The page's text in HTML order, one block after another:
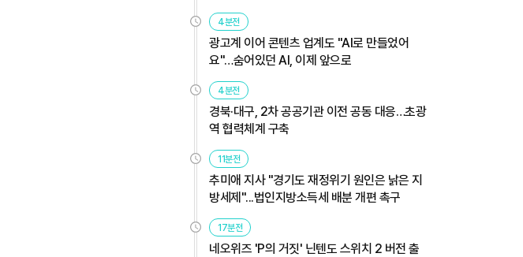
4분전
광고계 이어 콘텐츠 업계도 "AI로 만들었어
요"…숨어있던 AI, 이제 앞으로
4분전
경북·대구, 2차 공공기관 이전 공동 대응…초광
역 협력체계 구축
11분전
추미애 지사 "경기도 재정위기 원인은 낡은 지
방세제"...법인지방소득세 배분 개편 촉구
17분전
네오위즈 'P의 거짓' 닌텐도 스위치 2 버전 출